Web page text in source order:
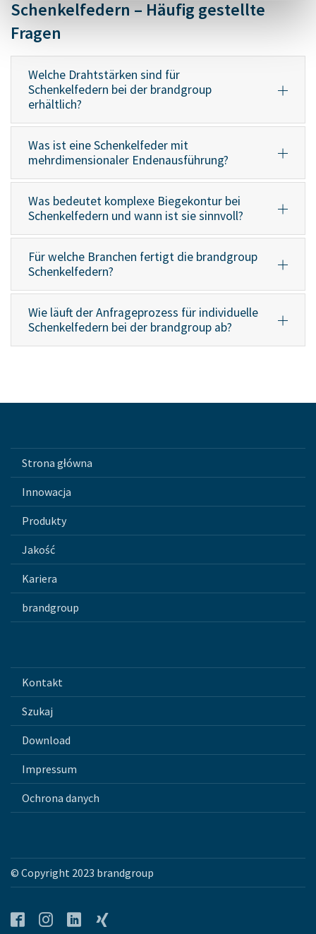
Schenkelfedern – Häufig gestellte
Fragen
Welche Drahtstärken sind für
Schenkelfedern bei der brandgroup
erhältlich?
Was ist eine Schenkelfeder mit
mehrdimensionaler Endenausführung?
Was bedeutet komplexe Biegekontur bei
Schenkelfedern und wann ist sie sinnvoll?
Für welche Branchen fertigt die brandgroup
Schenkelfedern?
Wie läuft der Anfrageprozess für individuelle
Schenkelfedern bei der brandgroup ab?
Strona główna
Innowacja
Produkty
Jakość
Kariera
brandgroup
Kontakt
Szukaj
Download
Impressum
Ochrona danych
© Copyright 2023 brandgroup